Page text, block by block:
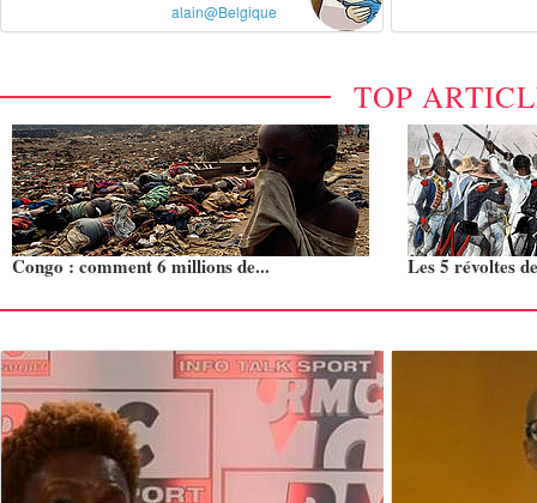
alain@Belgique
TOP
Congo : comment 6 millions de... Les 5 révoltes